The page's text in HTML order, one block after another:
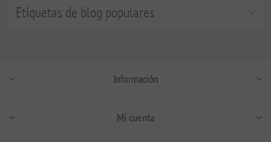
Etiquetas de blog populares
Información
Mi cuenta